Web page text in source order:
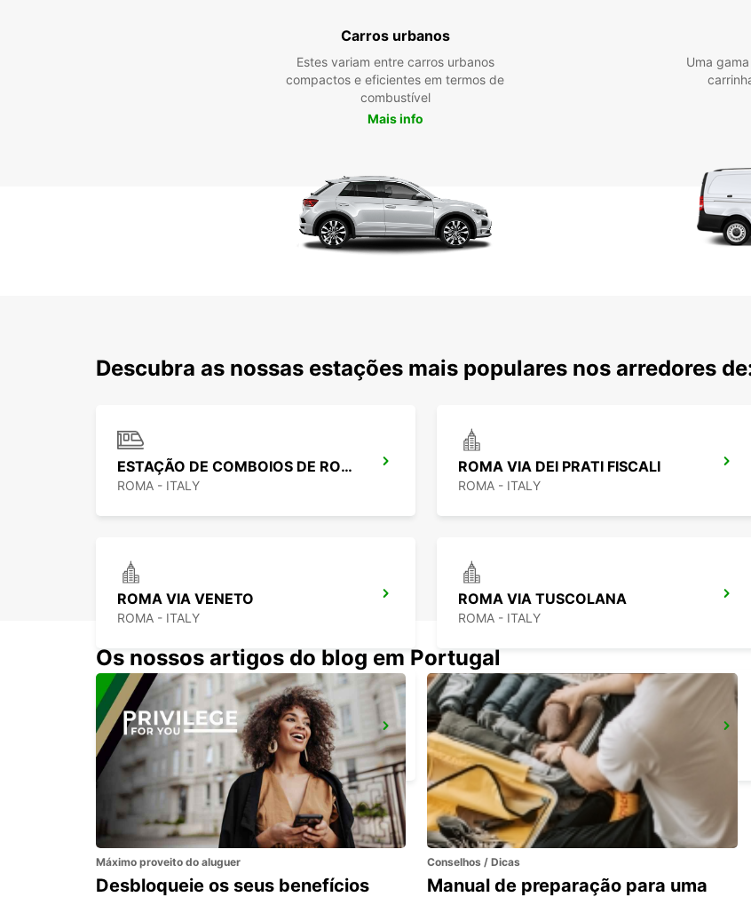
Carros urbanos
Estes variam entre carros urbanos
compactos e eficientes em termos de
combustível
Mais info
Uma
Descubra as nossas estações mais populares nos arredores
ESTAÇÃO DE COMBOIOS DE ROMA TIBURTINA
ROMA - ITALY
ROMA VIA DEI PRATI FISCALI
ROMA - ITALY
ROMA VIA VENETO
ROMA - ITALY
ROMA VIA TUSCOLANA
ROMA - ITALY
ROMA VIA CIPRO (VATICANO)
ROMA - ITALY
ROMA EUR PIAZZA VIVONA
ROMA - ITALY
Os nossos artigos do blog em Portugal
Máximo proveito do aluguer
Desbloqueie os seus benefícios
Conselhos / Dicas
Manual de preparação para uma